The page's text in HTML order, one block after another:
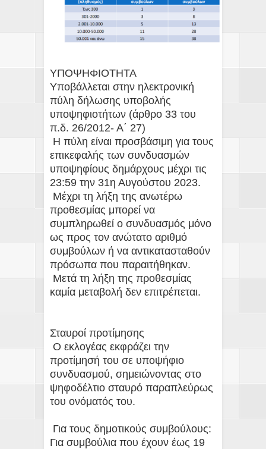
ΥΠΟΨΗΦΙΟΤΗΤΑ
Υποβάλλεται στην ηλεκτρονική
πύλη δήλωσης υποβολής
υποψηφιοτήτων (άρθρο 33 του
π.δ. 26/2012- Α΄ 27)
Η πύλη είναι προσβάσιμη για τους
επικεφαλής των συνδυασμών
υποψηφίους δημάρχους μέχρι τις
23:59 την 31η Αυγούστου 2023.
Μέχρι τη λήξη της ανωτέρω
προθεσμίας μπορεί να
συμπληρωθεί ο συνδυασμός μόνο
ως προς τον ανώτατο αριθμό
συμβούλων ή να αντικατασταθούν
πρόσωπα που παραιτήθηκαν.
Μετά τη λήξη της προθεσμίας
καμία μεταβολή δεν επιτρέπεται.
Σταυροί προτίμησης
Ο εκλογέας εκφράζει την
προτίμησή του σε υποψήφιο
συνδυασμού, σημειώνοντας στο
ψηφοδέλτιο σταυρό παραπλεύρως
του ονόματός του.
Για τους δημοτικούς συμβούλους:
Για συμβούλια που έχουν έως 19